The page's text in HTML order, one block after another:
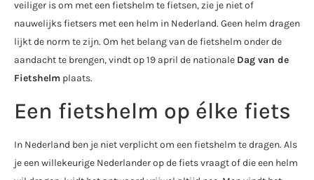
veiliger is om met een fietshelm te fietsen, zie je niet of
nauwelijks fietsers met een helm in Nederland. Geen helm dragen
lijkt de norm te zijn. Om het belang van de fietshelm onder de
aandacht te brengen, vindt op 19 april de nationale Dag van de
Fietshelm plaats.
Een fietshelm op élke fiets
In Nederland ben je niet verplicht om een fietshelm te dragen. Als
je een willekeurige Nederlander op de fiets vraagt of die een helm